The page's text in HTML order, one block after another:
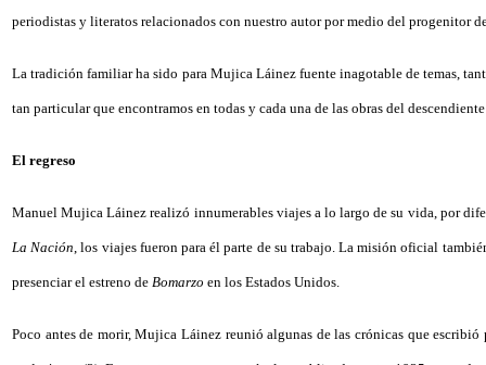
periodistas y literatos relacionados con nuestro autor por medio del progenitor
La tradición familiar ha sido para Mujica Láinez fuente inagotable de temas,
tan particular que encontramos en todas y cada una de las obras del
El regreso
Manuel Mujica Láinez realizó innumerables viajes a lo largo de su vida, por
La Nación, los viajes fueron para él parte de su trabajo. La misión oficial
presenciar el estreno de Bomarzo en los Estados Unidos.
Poco antes de morir, Mujica Láinez reunió algunas de las crónicas que